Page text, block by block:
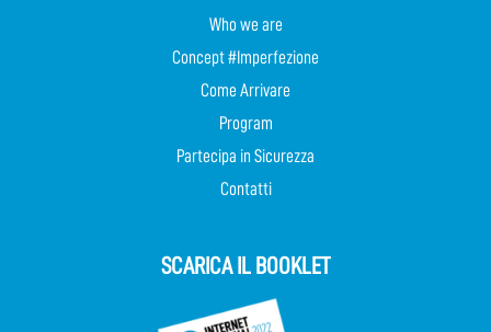
Who we are
Concept #Imperfezione
Come Arrivare
Program
Partecipa in Sicurezza
Contatti
SCARICA IL BOOKLET